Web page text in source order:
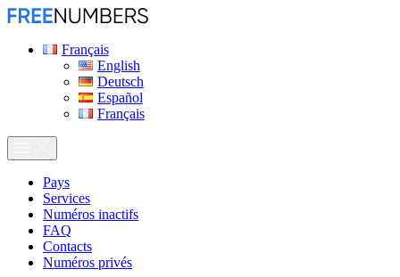
Français
English
Deutsch
Español
Français
Pays
Services
Numéros inactifs
FAQ
Contacts
Numéros privés